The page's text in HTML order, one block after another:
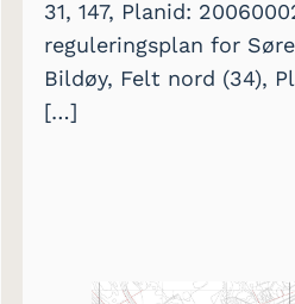
31, 147, Planid:
reguleringsplan for Søre
Bildøy, Felt nord (34),
[…]